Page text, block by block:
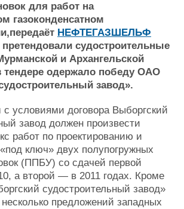
Флот
Галерея флота
Форум
Все службы
для работ на
газоконденсатном
НЕФТЕГАЗШЕЛЬФ
претендовали судостроительные
и Архангельской
тендере одержало победу ОАО
завод».
с условиями договора Выборгский
завод должен произвести
работ по проектированию и
ключ» двух полупогружных
(ППБУ) со сдачей первой
а второй — в 2011 годах. Кроме
судостроительный завод»
предложений западных